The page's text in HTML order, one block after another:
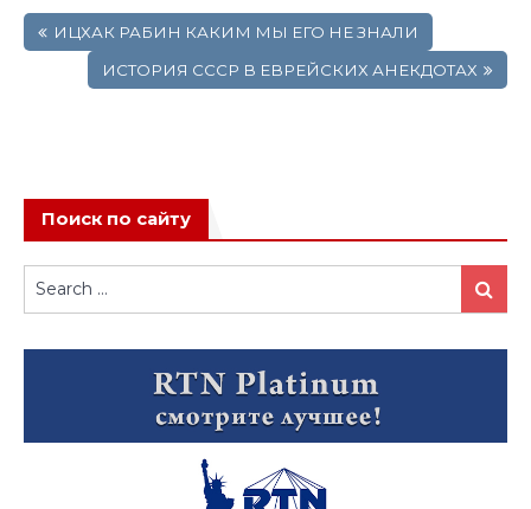
по
записям
ИЦХАК РАБИН КАКИМ МЫ ЕГО НЕ ЗНАЛИ
ИСТОРИЯ СССР В ЕВРЕЙСКИХ АНЕКДОТАХ
Поиск по сайту
for:
Search